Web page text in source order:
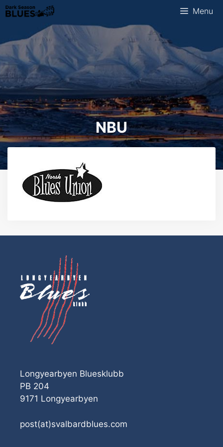
Skip
to
content
Menu
NBU
Longyearbyen Bluesklubb
PB 204
9171 Longyearbyen
post(at)svalbardblues.com